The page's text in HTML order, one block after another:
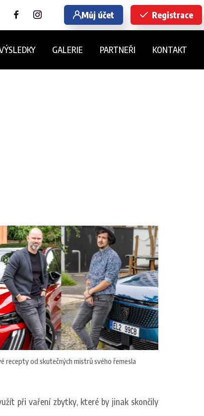
Můj účet Registrace
GALERIE PARTNEŘI KONTAKT
recepty od skutečných mistrů svého řemesla
při vaření zbytky, které by jinak skončily